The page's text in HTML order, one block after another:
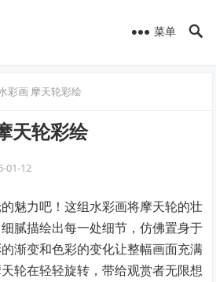
菜单
彩画 摩天轮彩绘
天轮彩绘
01-12
魅力吧！这组水彩画将摩天轮的壮
腻描绘出每一处细节，仿佛置身于
渐变和色彩的变化让整幅画面充满
轮在轻轻旋转，带给观赏者无限想